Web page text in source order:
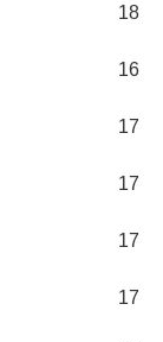
18
16
17
17
17
17